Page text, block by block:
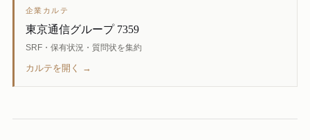
企業カルテ
東京通信グループ 7359
SRF・保有状況・質問状を集約
カルテを開く →